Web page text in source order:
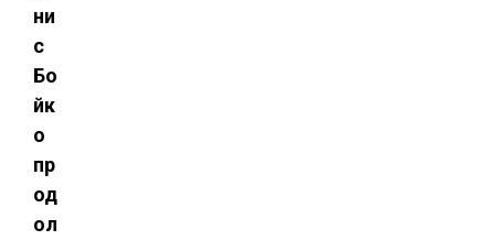
ни
с
Бо
йк
о
пр
од
ол